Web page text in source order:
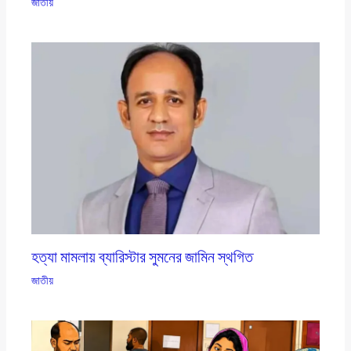
হত্যা মামলায় ব্যারিস্টার সুমনের জামিন স্থগিত
জাতীয়